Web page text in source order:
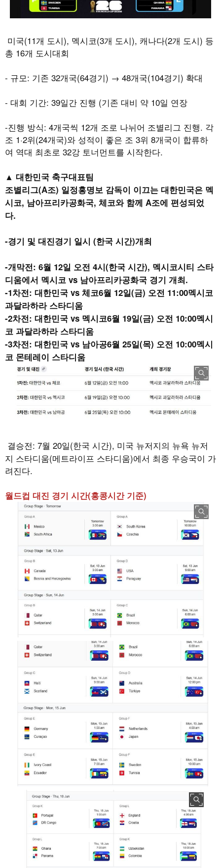
미국(11개 도시), 멕시코(3개 도시), 캐나다(2개 도시) 등
총 16개 도시대회
- 규모: 기존 32개국(64경기) → 48개국(104경기) 확대
- 대회 기간: 39일간 진행 (기존 대비 약 10일 연장
-진행 방식: 4개국씩 12개 조로 나뉘어 조별리그 진행. 각
조 1·2위(24개국)와 성적이 좋은 조 3위 8개국이 합류하
여 역대 최초로 32강 토너먼트를 시작한다.
▲ 대한민국 축구대표팀
조별리그(A조) 일정홍명보 감독이 이끄는 대한민국은 멕
시코, 남아프리카공화국, 체코와 함께 A조에 편성되었
다.
-경기 및 대진경기 일시 (한국 시간)개최
-개막전: 6월 12일 오전 4시(한국 시간), 멕시코시티 스타
디움에서 멕시코 vs 남아프리카공화국 경기 개최.
-1차전: 대한민국 vs 체코6월 12일(금) 오전 11:00멕시코
과달라하라 스타디움
-2차전: 대한민국 vs 멕시코6월 19일(금) 오전 10:00멕시
코 과달라하라 스타디움
-3차전: 대한민국 vs 남아공6월 25일(목) 오전 10:00멕시
코 몬테레이 스타디움
결승전: 7월 20일(한국 시간), 미국 뉴저지의 뉴욕 뉴저
지 스타디움(메트라이프 스타디움)에서 최종 우승국이 가
려진다.
월드컵 대진 경기 시간(홍콩시간 기준)